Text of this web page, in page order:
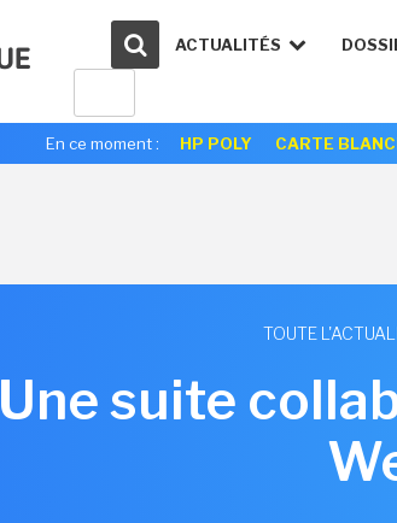
ACTUALITÉS
En ce moment : HP POLY CARTE
TOUTE
Une suite